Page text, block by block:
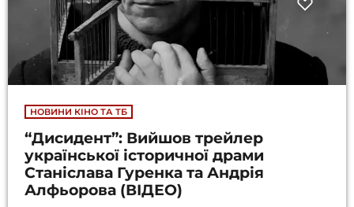
НОВИНИ КІНО ТА ТБ
“Дисидент”: Вийшов трейлер
української історичної драми
Станіслава Гуренка та Андрія
Алфьорова (ВІДЕО)